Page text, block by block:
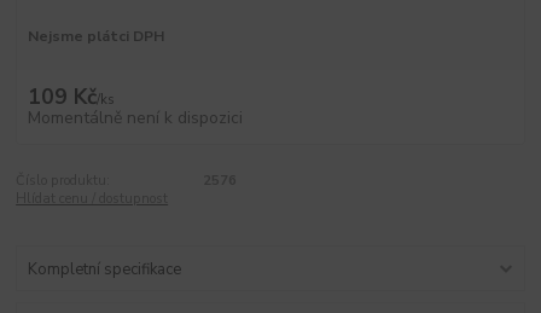
Nejsme plátci DPH
109 Kč/ks
Momentálně není k dispozici
Kompletní specifikace